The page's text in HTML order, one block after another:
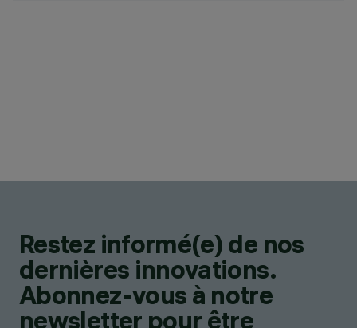
Restez informé(e) de nos
dernières innovations.
Abonnez-vous à notre
newsletter pour être